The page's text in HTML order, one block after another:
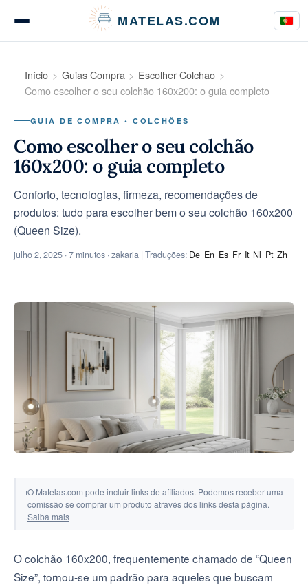
MATELAS.COM
Testes de colchões
Guias de compra
Conselhos
Ferramentas e simuladores
Início Guias Compra
Escolher Colchao
Como escolher o seu colchão 160x200: o guia completo
GUIA DE COMPRA • COLCHÕES
Como escolher o seu colchão
160x200: o guia completo
Conforto, tecnologias, firmeza, recomendações de
produtos: tudo para escolher bem o seu colchão 160x200
(Queen Size).
julho 2, 2025 · 7 minutos · zakaria | Traduções: De En Es Fr It Nl Pt Zh
ℹO Matelas.com pode incluir links de afiliados. Podemos receber uma
comissão se comprar um produto através dos links desta página.
Saiba mais
O colchão 160x200, frequentemente chamado de “Queen
Size”, tornou-se um padrão para aqueles que buscam
Painel de Gerenciamento de Cookies